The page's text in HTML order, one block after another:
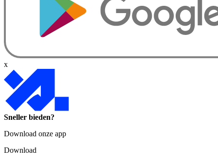
x
Sneller bieden?
Download onze app
Download